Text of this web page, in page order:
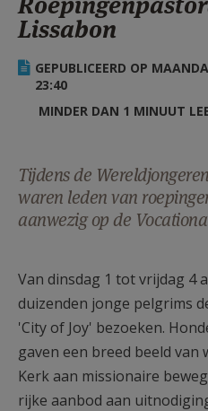
AANMELDEN OF
Lissabon
GEPUBLICEERD OP
23:40
MINDER DAN 1 MINUUT
Tijdens de
waren leden van
aanwezig op de
Van dinsdag 1 tot vrijdag 4
duizenden jonge pelgrims
'City of Joy' bezoeken.
gaven een breed beeld van
Kerk aan missionaire
rijke aanbod aan